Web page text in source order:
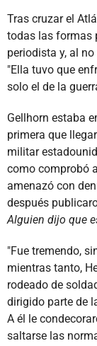
Tras cruzar el
todas las formas
periodista y, al
"Ella tuvo que
solo el de la
Gellhorn estaba
primera que
militar
como comprobó
amenazó con
después
Alguien dijo que
"Fue tremendo,
mientras tanto,
rodeado de
dirigido parte de
A él le
saltarse las